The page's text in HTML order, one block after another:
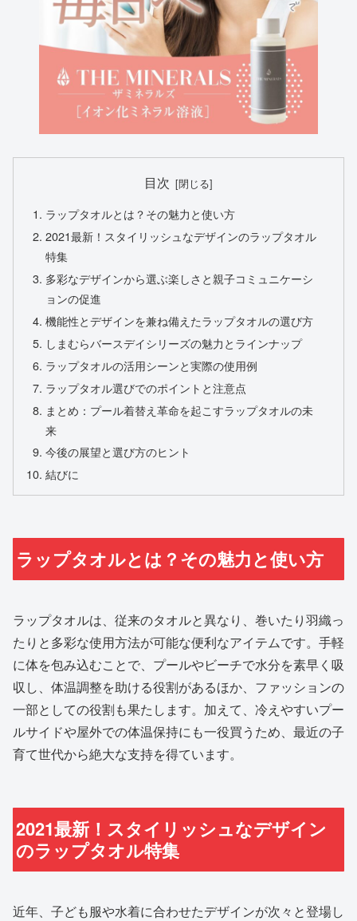
目次
ラップタオルとは？その魅力と使い方
2021最新！スタイリッシュなデザインのラップタオル
特集
多彩なデザインから選ぶ楽しさと親子コミュニケーシ
ョンの促進
機能性とデザインを兼ね備えたラップタオルの選び方
しまむらバースデイシリーズの魅力とラインナップ
ラップタオルの活用シーンと実際の使用例
ラップタオル選びでのポイントと注意点
まとめ：プール着替え革命を起こすラップタオルの未
来
今後の展望と選び方のヒント
結びに
ラップタオルとは？その魅力と使い方
ラップタオルは、従来のタオルと異なり、巻いたり羽織っ
たりと多彩な使用方法が可能な便利なアイテムです。手軽
に体を包み込むことで、プールやビーチで水分を素早く吸
収し、体温調整を助ける役割があるほか、ファッションの
一部としての役割も果たします。加えて、冷えやすいプー
ルサイドや屋外での体温保持にも一役買うため、最近の子
育て世代から絶大な支持を得ています。
2021最新！スタイリッシュなデザイン
のラップタオル特集
近年、子ども服や水着に合わせたデザインが次々と登場し